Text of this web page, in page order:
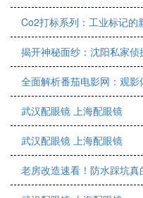
Co2打标系列：工业标记的
揭开神秘面纱：沈阳私家
全面解析番茄电影网：观
武汉配眼镜 上海配眼镜
武汉配眼镜 上海配眼镜
老房改造速看！防水踩坑真